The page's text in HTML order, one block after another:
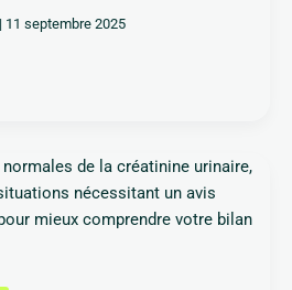
| 11 septembre 2025